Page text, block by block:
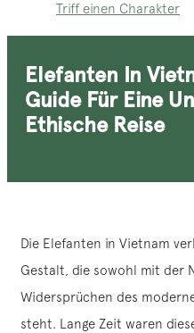
Triff einen Charakter
Elefanten In
Guide Für Eine
Ethische Reise
Die Elefanten in Vietnam
Gestalt, die sowohl mit der
Widersprüchen des
steht. Lange Zeit waren